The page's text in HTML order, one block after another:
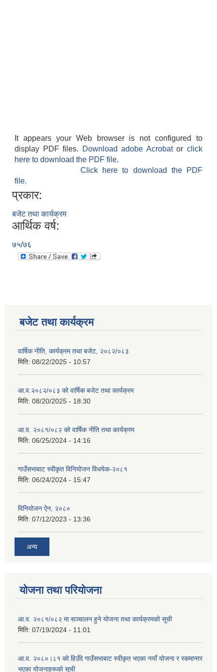
It appears your Web browser is not configured to
display PDF files.
Download adobe Acrobatorclick
here to download the PDF file.
Click here to download the PDF
file.
प्रकार:
बजेट तथा कार्यक्रम
आर्थिक वर्ष:
७५/७६
बजेट तथा कार्यक्रम
वार्षिक नीति, कार्यक्रम तथा बजेट, २०८२/०८३
मिति: 08/22/2025 - 10:57
आ.व.२०८२/०८३ को वार्षिक बजेट तथा कार्यक्रम
मिति: 08/20/2025 - 18:30
आ.व. २०८१/०८२ को वार्षिक नीति तथा कार्यक्रम
मिति: 06/25/2024 - 14:16
गाउँसभाबाट स्वीकृत विनियोजन विधयेक-२०८१
मिति: 06/24/2024 - 15:47
विनियोजन ऐन, २०८०
मिति: 07/12/2023 - 13:36
अन्य
योजना तथा परियोजना
आ.व. २०८१/०८२ मा सञ्चालन हुने योजना तथा कार्यक्रमको सूची
मिति: 07/19/2024 - 11:01
आ.व. २०८०।८१ को हिउँदे गाउँसभाबाट स्वीकृत भएका नयाँ योजना र रकमान्तर
भएका योजनाहरूको सूची